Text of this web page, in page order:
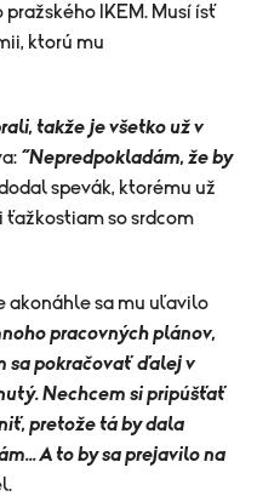
IKEM. Musí ísť
ktorú mu
takže je všetko už v
“Nepredpokladám, že by
spevák, ktorému už
ťažkostiam so srdcom
akonáhle sa mu uľavilo
pracovných plánov,
sa pokračovať ďalej v
Nechcem si pripúšťať
pretože tá by dala
A to by sa prejavilo na